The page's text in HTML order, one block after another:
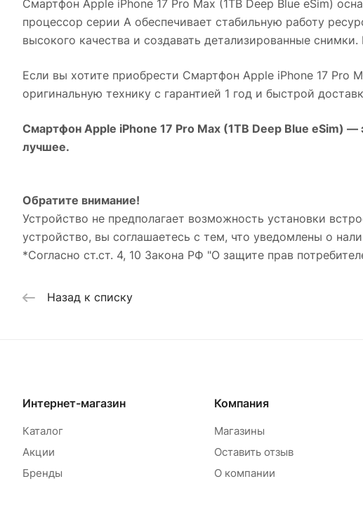
Смартфон Apple iPhone 17 Pro Max (1TB Deep Blue eSim)
процессор серии A обеспечивает стабильную работу
высокого качества и создавать детализированные
Если вы хотите приобрести Смартфон Apple iPhone 17 Pro
оригинальную технику с гарантией 1 год и быстрой
Смартфон Apple iPhone 17 Pro Max (1TB Deep Blue eSim) —
лучшее.
Обратите внимание!
Устройство не предполагает возможность установки
устройство, вы соглашаетесь с тем, что уведомлены о
*Согласно ст.ст. 4, 10 Закона РФ "О защите прав
Назад к списку
Интернет-магазин
Каталог
Акции
Бренды
Компания
Магазины
Оставить отзыв
О компании